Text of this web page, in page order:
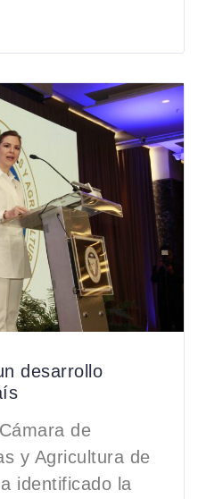
desarrollo
de
y Agricultura de
identificado la